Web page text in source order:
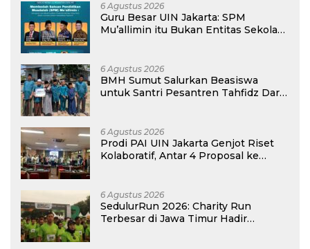
6 Agustus 2026
Guru Besar UIN Jakarta: SPM
Mu’allimin itu Bukan Entitas Sekolah
6 Agustus 2026
BMH Sumut Salurkan Beasiswa
untuk Santri Pesantren Tahfidz Darul
6 Agustus 2026
Prodi PAI UIN Jakarta Genjot Riset
Kolaboratif, Antar 4 Proposal ke
6 Agustus 2026
SedulurRun 2026: Charity Run
Terbesar di Jawa Timur Hadir